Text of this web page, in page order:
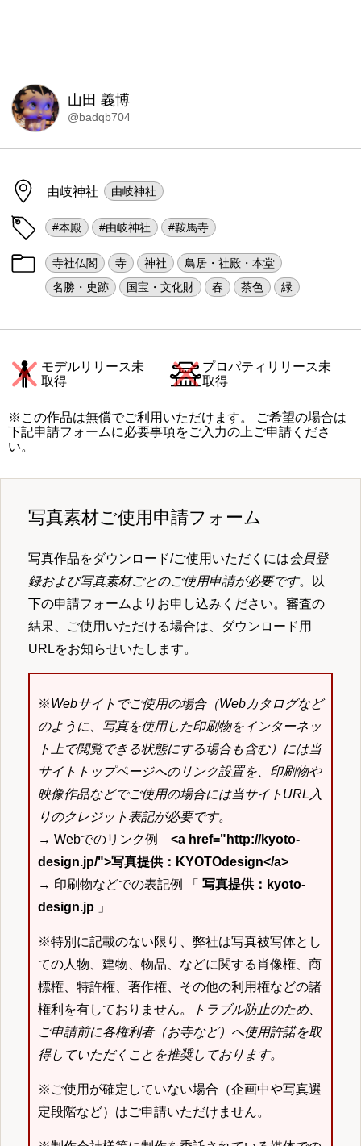
山田 義博
@badqb704
由岐神社 由岐神社
#本殿 #由岐神社 #鞍馬寺
寺社仏閣 寺 神社
鳥居・社殿・本堂
名勝・史跡
国宝・文化財 春 茶色 緑
モデルリリース未
取得
プロパティリリース未
取得
※この作品は無償でご利用いただけます。 ご希望の場合は
下記申請フォームに必要事項をご入力の上ご申請くださ
い。
写真素材ご使用申請フォーム
写真作品をダウンロード/ご使用いただくには会員登
録および写真素材ごとのご使用申請が必要です。以
下の申請フォームよりお申し込みください。審査の
結果、ご使用いただける場合は、ダウンロード用
URLをお知らせいたします。
※Webサイトでご使用の場合（Webカタログなど
のように、写真を使用した印刷物をインターネッ
ト上で閲覧できる状態にする場合も含む）には当
サイトトップページへのリンク設置を、印刷物や
映像作品などでご使用の場合には当サイトURL入
りのクレジット表記が必要です。
→ Webでのリンク例 <a href="http://kyoto-
design.jp/">写真提供：KYOTOdesign</a>
→ 印刷物などでの表記例 「 写真提供：kyoto-
design.jp 」
※特別に記載のない限り、弊社は写真被写体とし
ての人物、建物、物品、などに関する肖像権、商
標権、特許権、著作権、その他の利用権などの諸
権利を有しておりません。
トラブル防止のため、
ご申請前に各権利者（お寺など）へ使用許諾を取
得していただくことを推奨しております。
※ご使用が確定していない場合（企画中や写真選
定段階など）はご申請いただけません。